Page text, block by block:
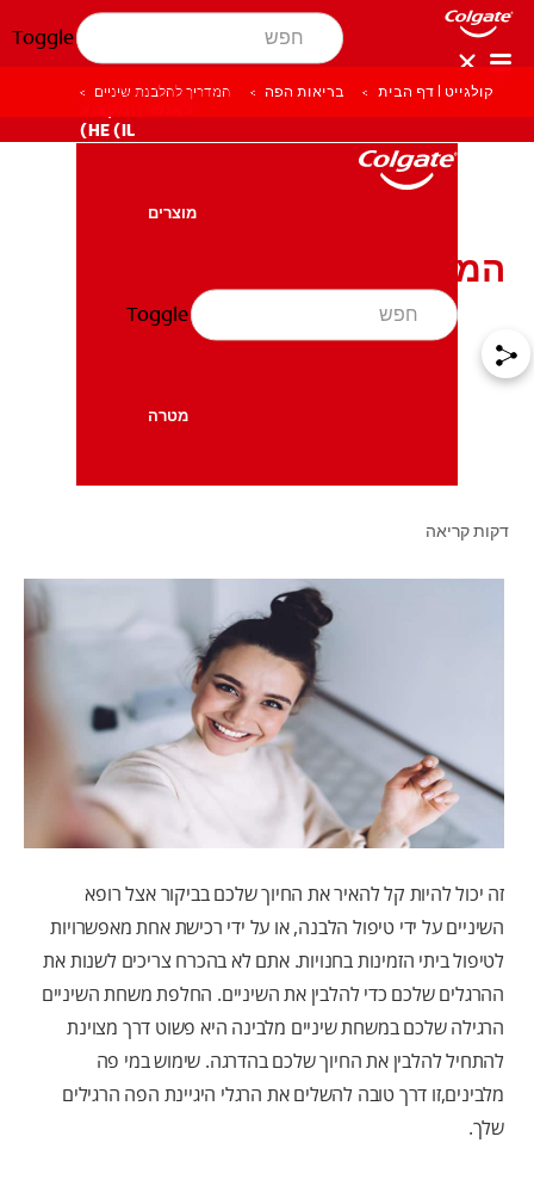
Toggle
HE (IL)
HE (IL)
מוצרים
בריאות הפה
מטרה
Toggle
קולגייט | דף הבית בריאות הפה המדריך להלבנת שיניים
המדריך להלבנת שיניים
דקות קריאה
זה יכול להיות קל להאיר את החיוך שלכם בביקור אצל רופא
השיניים על ידי טיפול הלבנה, או על ידי רכישת אחת מאפשרויות
לטיפול ביתי הזמינות בחנויות. אתם לא בהכרח צריכים לשנות את
ההרגלים שלכם כדי להלבין את השיניים. החלפת משחת השיניים
הרגילה שלכם במשחת שיניים מלבינה היא פשוט דרך מצוינת
להתחיל להלבין את החיוך שלכם בהדרגה. שימוש במי פה
מלבינים,זו דרך טובה להשלים את הרגלי היגיינת הפה הרגילים
שלך.